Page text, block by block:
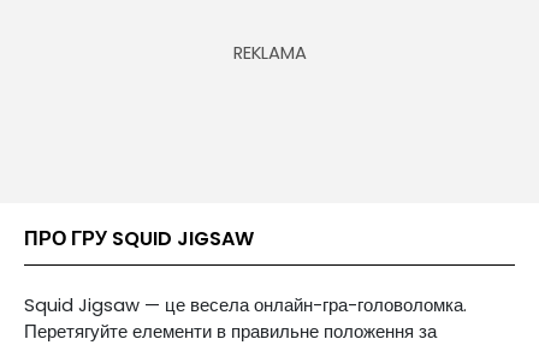
ПРО ГРУ SQUID JIGSAW
Squid Jigsaw — це весела онлайн-гра-головоломка.
Перетягуйте елементи в правильне положення за